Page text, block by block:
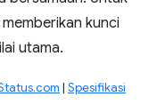
kunci
utama.
| Spesifikasi